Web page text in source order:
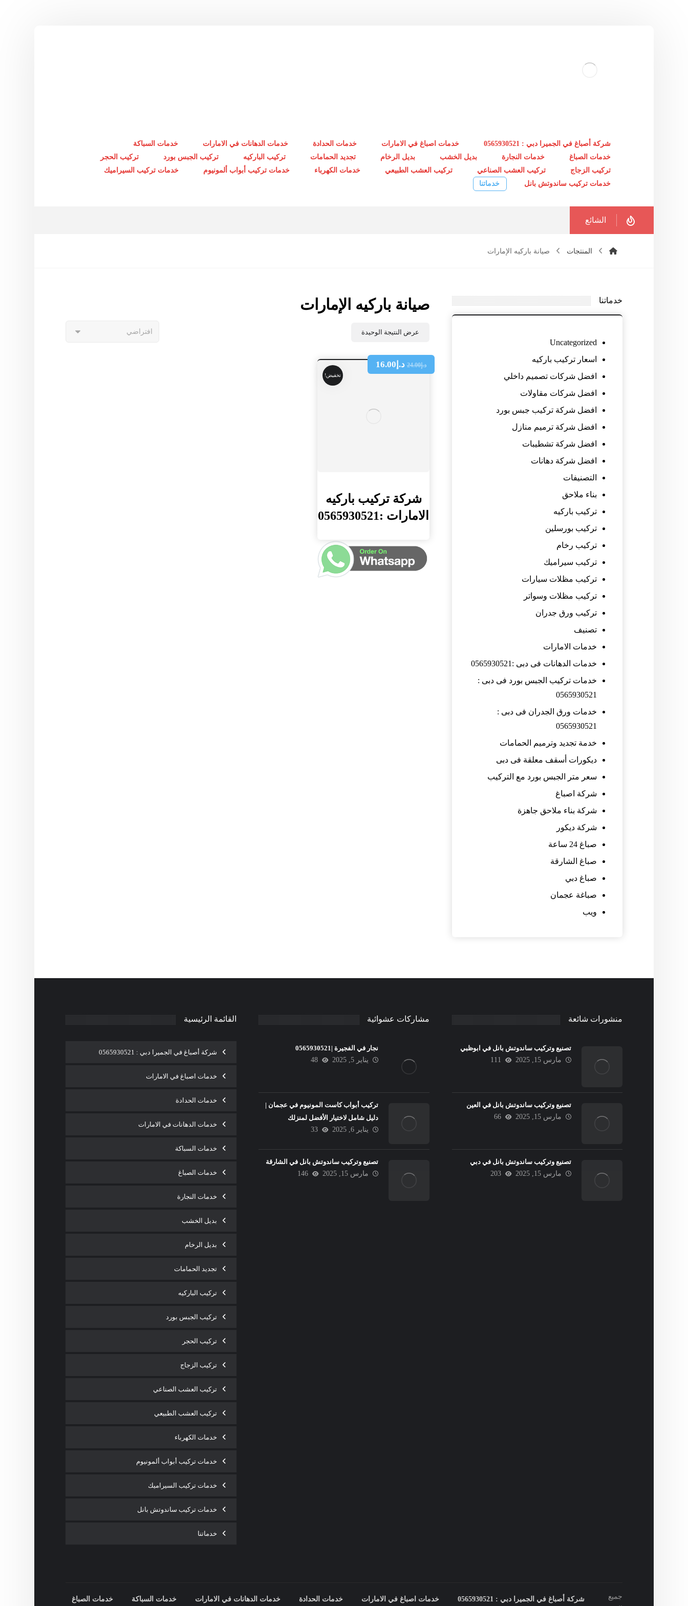
شركة أصباغ في الجميرا دبي : 0565930521 خدمات اصباغ في الامارات خدمات الحدادة خدمات الدهانات في الامارات
خدمات السباكة
خدمات الصباغ
خدمات النجارة بديل الخشب بديل الرخام تجديد الحمامات تركيب الباركيه تركيب الجبس بورد
تركيب الحجر
تركيب الزجاج
تركيب العشب الصناعي تركيب العشب الطبيعي خدمات الكهرباء خدمات تركيب أبواب ألمونيوم
خدمات تركيب السيراميك
خدمات تركيب ساندوتش بانل
خدماتنا
الشائع
المنتجات صيانة باركيه الإمارات
صيانة باركيه الإمارات
عرض النتيجة الوحيدة
تخفيض!
شركة تركيب باركيه
الامارات :0565930521
د.إ24.00 د.إ 16.00
خدماتنا
Uncategorized
اسعار تركيب باركيه
افضل شركات تصميم داخلي
افضل شركات مقاولات
افضل شركة تركيب جبس بورد
افضل شركة ترميم منازل
افضل شركة تشطيبات
افضل شركة دهانات
التصنيفات
بناء ملاحق
تركيب باركيه
تركيب بورسلين
تركيب رخام
تركيب سيراميك
تركيب مظلات سيارات
تركيب مظلات وسواتر
تركيب ورق جدران
تصنيف
خدمات الامارات
خدمات الدهانات فى دبى :0565930521
خدمات تركيب الجبس بورد فى دبى :
0565930521
خدمات ورق الجدران فى دبى :
0565930521
خدمة تجديد وترميم الحمامات
ديكورات أسقف معلقة فى دبى
سعر متر الجبس بورد مع التركيب
شركة اصباغ
شركة بناء ملاحق جاهزة
شركة ديكور
صباغ 24 ساعة
صباغ الشارقة
صباغ دبي
صباغة عجمان
ويب
منشورات شائعة
تصنيع وتركيب ساندوتش بانل في ابوظبي
مارس 15, 2025
111
تصنيع وتركيب ساندوتش بانل في العين
مارس 15, 2025
66
تصنيع وتركيب ساندوتش بانل في دبي
مارس 15, 2025
203
مشاركات عشوائية
نجار في الفجيرة |0565930521
يناير 5, 2025
48
تركيب أبواب كاست المونيوم في عجمان |
دليل شامل لاختيار الأفضل لمنزلك
يناير 6, 2025
33
تصنيع وتركيب ساندوتش بانل في الشارقة
مارس 15, 2025
146
القائمة الرئيسية
شركة أصباغ في الجميرا دبي : 0565930521
خدمات اصباغ في الامارات
خدمات الحدادة
خدمات الدهانات في الامارات
خدمات السباكة
خدمات الصباغ
خدمات النجارة
بديل الخشب
بديل الرخام
تجديد الحمامات
تركيب الباركيه
تركيب الجبس بورد
تركيب الحجر
تركيب الزجاج
تركيب العشب الصناعي
تركيب العشب الطبيعي
خدمات الكهرباء
خدمات تركيب أبواب ألمونيوم
خدمات تركيب السيراميك
خدمات تركيب ساندوتش بانل
خدماتنا
جميع
شركة أصباغ في الجميرا دبي : 0565930521 خدمات اصباغ في الامارات خدمات الحدادة خدمات الدهانات في الامارات خدمات السباكة خدمات الصباغ